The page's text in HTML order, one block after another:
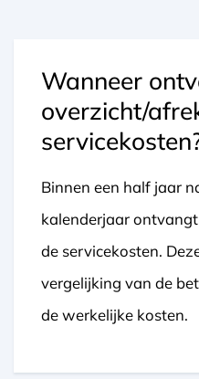
Wanneer
overzicht/
Binnen een half jaar
kalenderjaar
de servicekosten.
vergelijking van de
de werkelijke kosten.